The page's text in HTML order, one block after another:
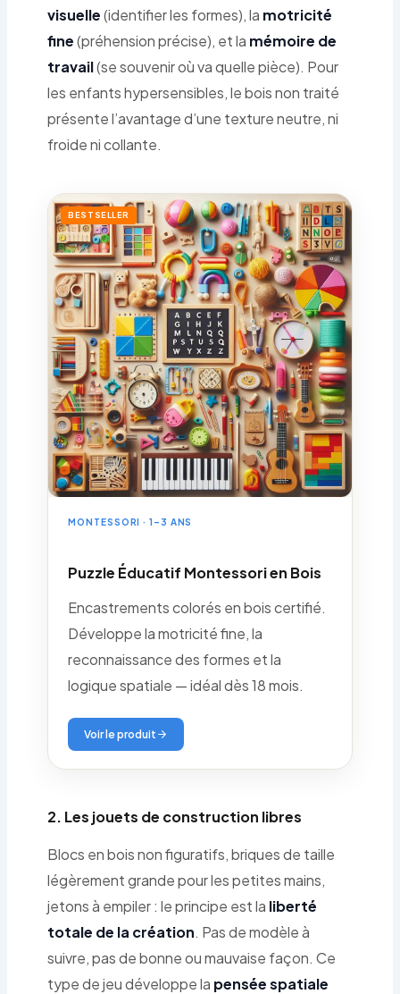
visuelle(identifier les formes), la motricité
fine(préhension précise), et la mémoire de
travail(se souvenir où va quelle pièce). Pour
les enfants hypersensibles, le bois non traité
présente l’avantage d’une texture neutre, ni
froide ni collante.
BESTSELLER
MONTESSORI · 1–3 ANS
Puzzle Éducatif Montessori en Bois
Encastrements colorés en bois certifié.
Développe la motricité fine, la
reconnaissance des formes et la
logique spatiale — idéal dès 18 mois.
Voir le produit
2. Les jouets de construction libres
Blocs en bois non figuratifs, briques de taille
légèrement grande pour les petites mains,
jetons à empiler : le principe est la liberté
totale de la création. Pas de modèle à
suivre, pas de bonne ou mauvaise façon. Ce
type de jeu développe la pensée spatiale